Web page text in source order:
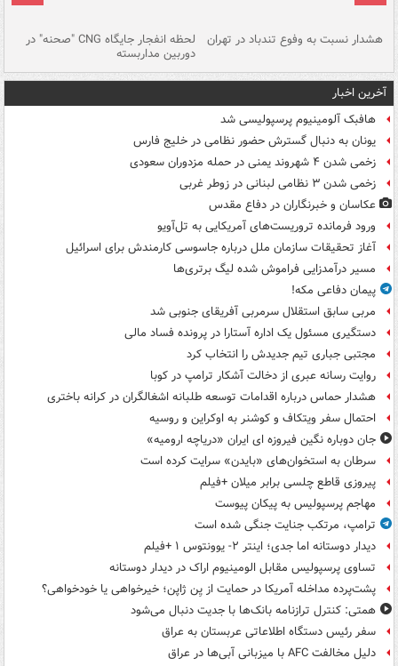
هشدار نسبت به وفوع تندباد در تهران لحظه انفجار جایگاه CNG "صحنه" در
دوربین مداربسته
آخرین اخبار
هافبک آلومینیوم پرسپولیسی شد
یونان به دنبال گسترش حضور نظامی در خلیج فارس
زخمی شدن ۴ شهروند یمنی در حمله مزدوران سعودی
زخمی شدن ۳ نظامی لبنانی در زوطر غربی
عکاسان و خبرنگاران در دفاع مقدس
ورود فرمانده تروریست‌های آمریکایی به تل‌آویو
آغاز تحقیقات سازمان ملل درباره جاسوسی کارمندش برای اسرائیل
مسیر درآمدزایی فراموش شده لیگ برتری‌ها
پیمان دفاعی مکه!
مربی سابق استقلال سرمربی آفریقای جنوبی شد
دستگیری مسئول یک اداره آستارا در پرونده فساد مالی
مجتبی جباری تیم جدیدش را انتخاب کرد
روایت رسانه عبری از دخالت آشکار ترامپ در کوبا
هشدار حماس درباره اقدامات توسعه طلبانه اشغالگران در کرانه باختری
احتمال سفر ویتکاف و کوشنر به اوکراین و روسیه
جان دوباره نگین فیروزه ای ایران «دریاچه ارومیه»
سرطان به استخوان‌های «بایدن» سرایت کرده است
پیروزی قاطع چلسی برابر میلان +فیلم
مهاجم پرسپولیس به پیکان پیوست
ترامپ، مرتکب جنایت جنگی شده است
دیدار دوستانه اما جدی؛ اینتر ۲- یوونتوس ۱ +فیلم
تساوی پرسپولیس مقابل الومینیوم اراک در دیدار دوستانه
پشت‌پرده مداخله آمریکا در حمایت از یِن ژاپن؛ خیرخواهی یا خودخواهی؟
همتی: کنترل ترازنامه بانک‌ها با جدیت دنبال می‌شود
سفر رئیس دستگاه اطلاعاتی عربستان به عراق
دلیل مخالفت AFC با میزبانی آبی‌ها در عراق